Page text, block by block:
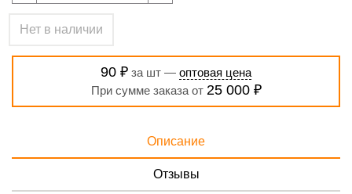
Нет в наличии
90 ₽ за шт — оптовая цена
При сумме заказа от 25 000 ₽
Описание
Отзывы